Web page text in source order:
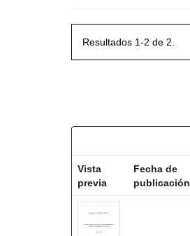
Resultados 1-2 de 2.
Vista
previa
Fecha de
publicación